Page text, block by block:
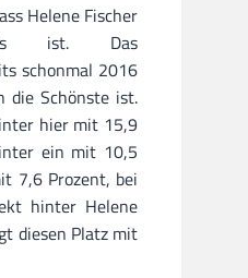
Helene Fischer
ist. Das
schonmal 2016
die Schönste ist.
hier mit 15,9
ein mit 10,5
7,6 Prozent, bei
hinter Helene
diesen Platz mit